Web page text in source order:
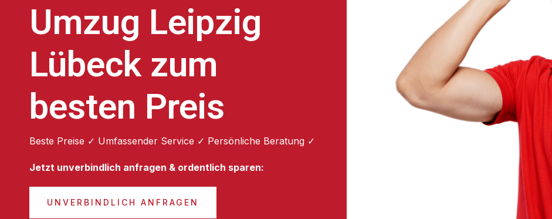
Umzug Leipzig
Lübeck zum
besten Preis
Beste Preise ✓ Umfassender Service ✓ Persönliche Beratung ✓
Jetzt unverbindlich anfragen & ordentlich sparen:
UNVERBINDLICH ANFRAGEN